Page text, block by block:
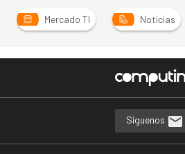
Mercado TI Noticias
Síguenos